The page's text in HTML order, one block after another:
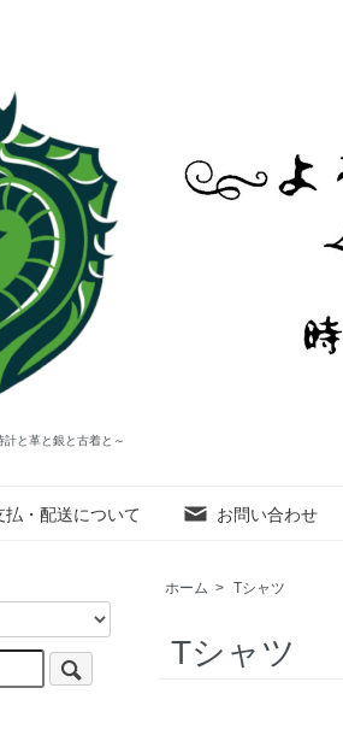
と革と銀と古着と～
払・配送について お問い合わせ
ホーム > Tシャツ
Tシャツ